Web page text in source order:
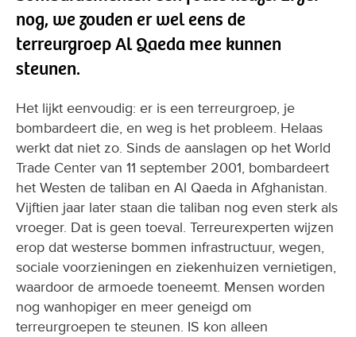
nog, we zouden er wel eens de
terreurgroep Al Qaeda mee kunnen
steunen.
Het lijkt eenvoudig: er is een terreurgroep, je
bombardeert die, en weg is het probleem. Helaas
werkt dat niet zo. Sinds de aanslagen op het World
Trade Center van 11 september 2001, bombardeert
het Westen de taliban en Al Qaeda in Afghanistan.
Vijftien jaar later staan die taliban nog even sterk als
vroeger. Dat is geen toeval. Terreurexperten wijzen
erop dat westerse bommen infrastructuur, wegen,
sociale voorzieningen en ziekenhuizen vernietigen,
waardoor de armoede toeneemt. Mensen worden
nog wanhopiger en meer geneigd om
terreurgroepen te steunen. IS kon alleen